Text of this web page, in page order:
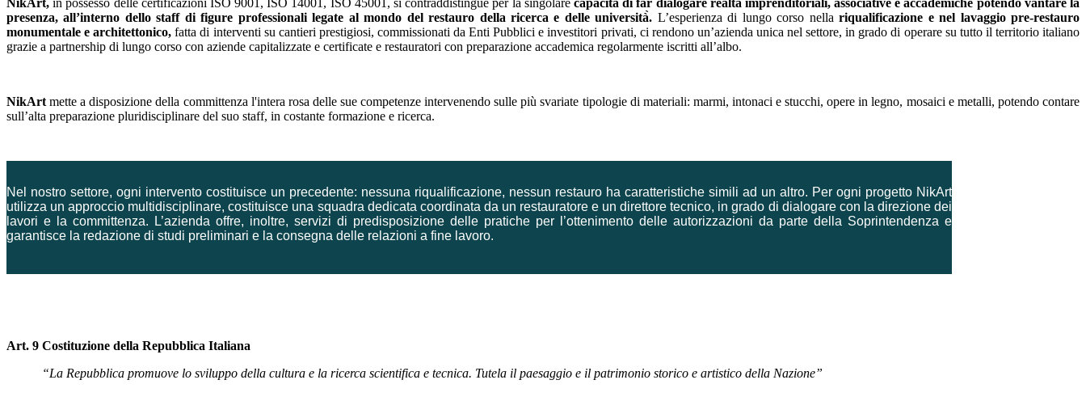
presenza, all’interno dello staff di figure professionali legate al mondo del restauro della ricerca e delle università̀. L’esperienza di lungo corso nella riqualificazione e nel lavaggio pre-restauro
monumentale e architettonico, fatta di interventi su cantieri prestigiosi, commissionati da Enti Pubblici e investitori privati, ci rendono un’azienda unica nel settore, in grado di operare su tutto il territorio italiano
grazie a partnership di lungo corso con aziende capitalizzate e certificate e restauratori con preparazione accademica regolarmente iscritti all’albo.
NikArt mette a disposizione della committenza l'intera rosa delle sue competenze intervenendo sulle più svariate tipologie di materiali: marmi, intonaci e stucchi, opere in legno, mosaici e metalli, potendo contare
sull’alta preparazione pluridisciplinare del suo staff, in costante formazione e ricerca.
Nel nostro settore, ogni intervento costituisce un precedente: nessuna riqualificazione, nessun restauro ha caratteristiche simili ad un altro. Per ogni progetto NikArt
utilizza un approccio multidisciplinare, costituisce una squadra dedicata coordinata da un restauratore e un direttore tecnico, in grado di dialogare con la direzione dei
lavori e la committenza. L’azienda offre, inoltre, servizi di predisposizione delle pratiche per l’ottenimento delle autorizzazioni da parte della Soprintendenza e
garantisce la redazione di studi preliminari e la consegna delle relazioni a fine lavoro.
Art. 9 Costituzione della Repubblica Italiana
“La Repubblica promuove lo sviluppo della cultura e la ricerca scientifica e tecnica. Tutela il paesaggio e il patrimonio storico e artistico della Nazione”